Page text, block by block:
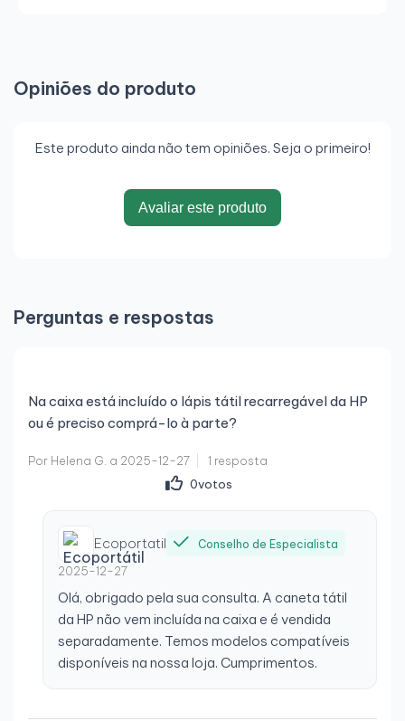
Opiniões do produto
Este produto ainda não tem opiniões. Seja o primeiro!
Avaliar este produto
Perguntas e respostas
Na caixa está incluído o lápis tátil recarregável da HP
ou é preciso comprá-lo à parte?
Por Helena G. a 2025-12-27
1 resposta
0votos
Ecoportatil Conselho de Especialista
2025-12-27
Olá, obrigado pela sua consulta. A caneta tátil
da HP não vem incluída na caixa e é vendida
separadamente. Temos modelos compatíveis
disponíveis na nossa loja. Cumprimentos.